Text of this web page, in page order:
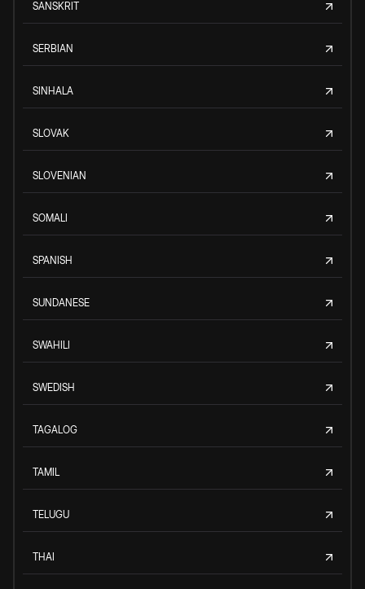
SANSKRIT
SERBIAN
SINHALA
SLOVAK
SLOVENIAN
SOMALI
SPANISH
SUNDANESE
SWAHILI
SWEDISH
TAGALOG
TAMIL
TELUGU
THAI